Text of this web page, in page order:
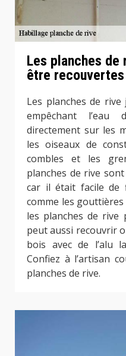
Les planches de
être recouvertes
Les planches de
empêchant
directement sur les
les oiseaux de
combles et les
planches de rive
car il était facile de
comme les
les planches de rive
peut aussi recouvrir
bois avec de l’alu
Confiez à l’artisan
planches de rive.